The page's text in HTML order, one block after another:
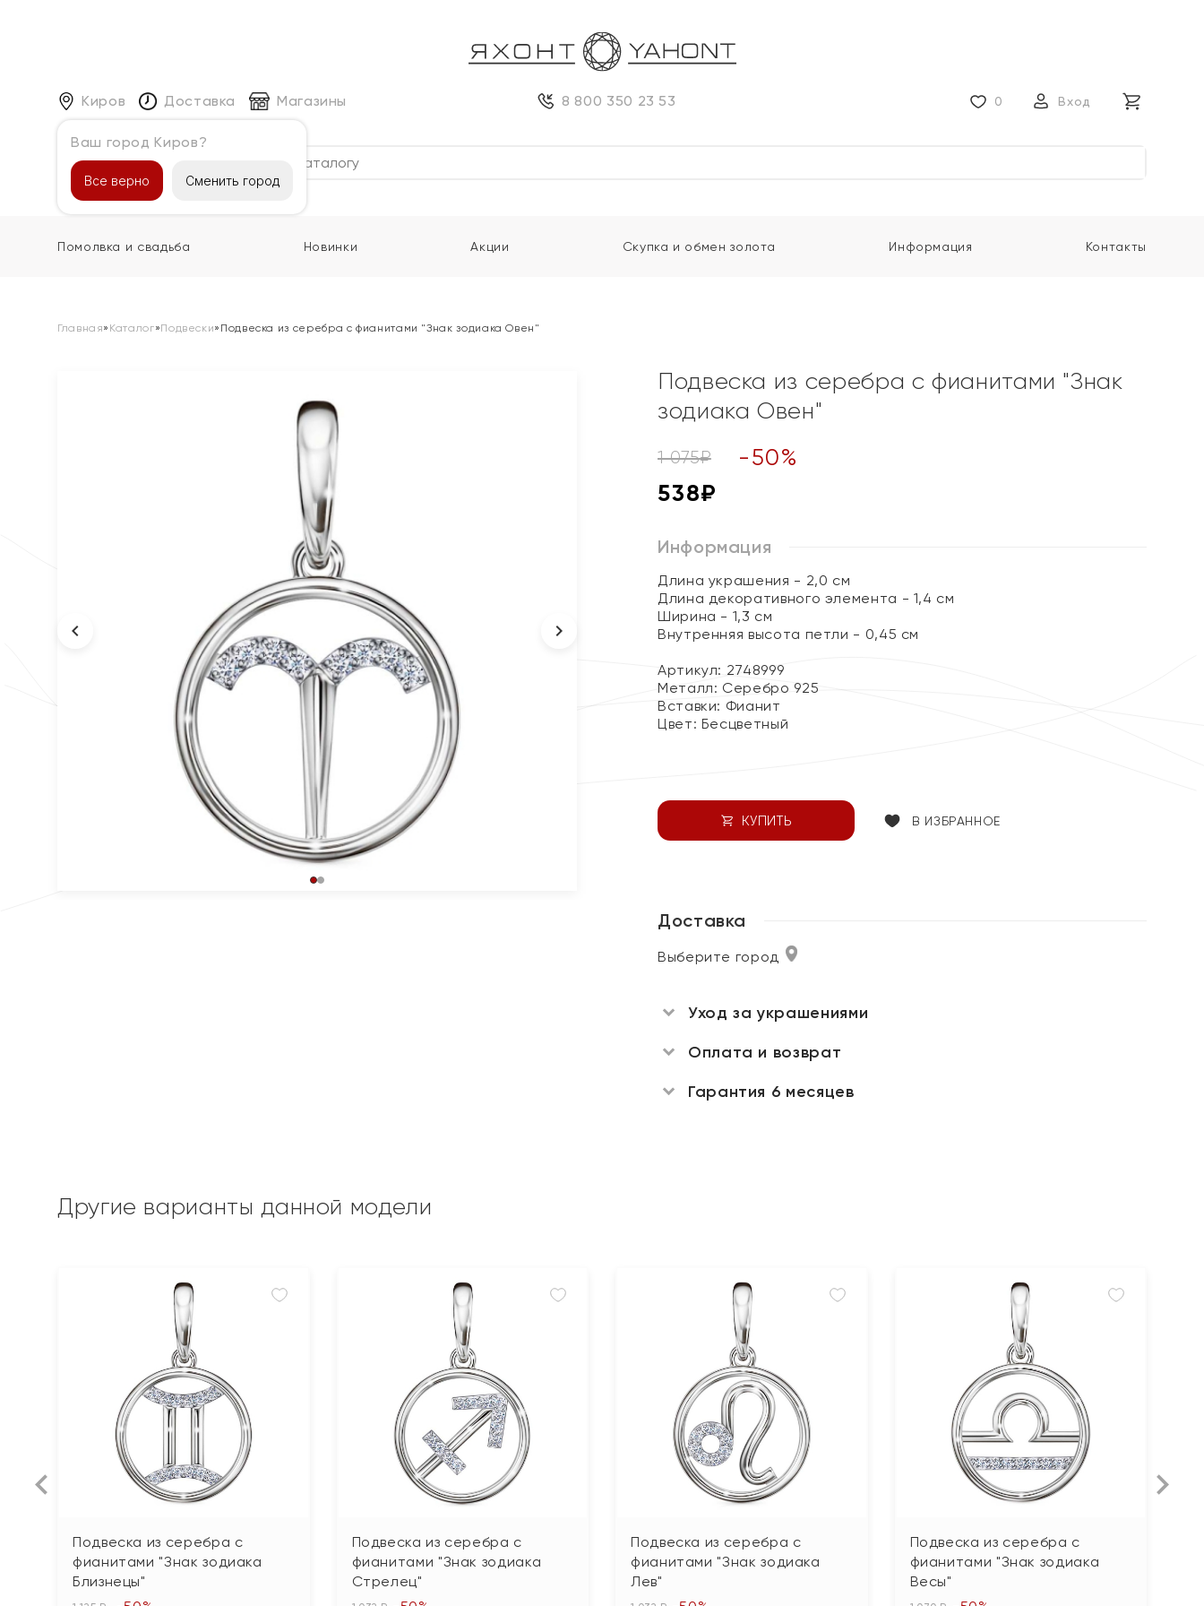
Киров
Ваш город Киров?
Все верно Сменить город
Доставка Магазины 8 800 350 23 53 0 Вход
Каталог
Помолвка и свадьба Новинки Акции Скупка и обмен золота Информация Контакты
Главная» Каталог»Подвески» Подвеска из серебра с фианитами "Знак зодиака Овен"
Подвеска из серебра с фианитами "Знак
зодиака Овен"
1 075₽ -50%
538₽
Информация
Длина украшения - 2,0 см
Длина декоративного элемента - 1,4 см
Ширина - 1,3 см
Внутренняя высота петли - 0,45 см
Артикул: 2748999
Металл: Серебро 925
Вставки: Фианит
Цвет: Бесцветный
КУПИТЬ В ИЗБРАННОЕ
Доставка
Выберите город
Уход за украшениями
Оплата и возврат
Гарантия 6 месяцев
Другие варианты данной модели
Подвеска из серебра с
фианитами "Знак зодиака
Близнецы"
Подвеска из серебра с
фианитами "Знак зодиака
Стрелец"
Подвеска из серебра с
фианитами "Знак зодиака
Лев"
Подвеска из серебра с
фианитами "Знак зодиака
Весы"